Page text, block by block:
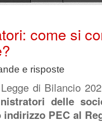
come si
e risposte
di Bilancio
delle
indirizzo PEC al